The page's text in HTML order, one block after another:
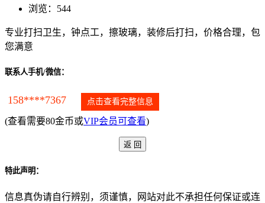
浏览：544
专业打扫卫生，钟点工，擦玻璃，装修后打扫，价格合理，包
您满意
联系人手机/微信：
158****7367 点击查看完整信息
(查看需要80金币或VIP会员可查看)
特此声明：
信息真伪请自行辨别，须谨慎，网站对此不承担任何保证或连